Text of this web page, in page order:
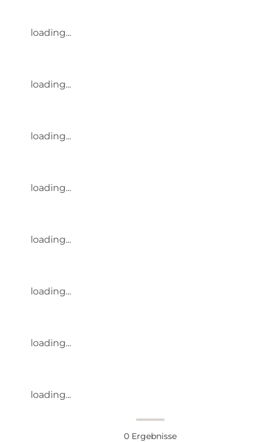
loading...
loading...
loading...
loading...
loading...
loading...
loading...
loading...
0 Ergebnisse